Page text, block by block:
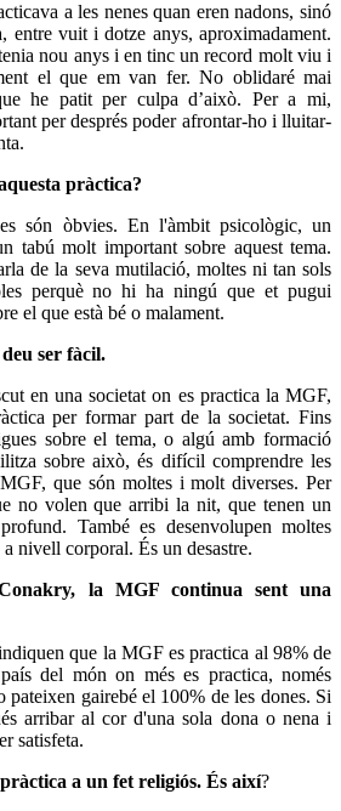
a les nenes quan eren nadons, sinó
entre vuit i dotze anys, aproximadament.
nou anys i en tinc un record molt viu i
el que em van fer. No oblidaré mai
he patit per culpa d’això. Per a mi,
per després poder afrontar-ho i lluitar-
pràctica?
són òbvies. En l'àmbit psicològic, un
tabú molt important sobre aquest tema.
de la seva mutilació, moltes ni tan sols
perquè no hi ha ningú que et pugui
el que està bé o malament.
ser fàcil.
en una societat on es practica la MGF,
per formar part de la societat. Fins
sobre el tema, o algú amb formació
sobre això, és difícil comprendre les
que són moltes i molt diverses. Per
no volen que arribi la nit, que tenen un
També es desenvolupen moltes
nivell corporal. És un desastre.
la MGF continua sent una
que la MGF es practica al 98% de
del món on més es practica, només
pateixen gairebé el 100% de les dones. Si
arribar al cor d'una sola dona o nena i
satisfeta.
a un fet religiós. És així?